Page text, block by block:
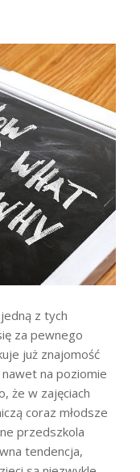
z tych
za pewnego
już znajomość
na poziomie
że w zajęciach
coraz młodsze
przedszkola
tendencja,